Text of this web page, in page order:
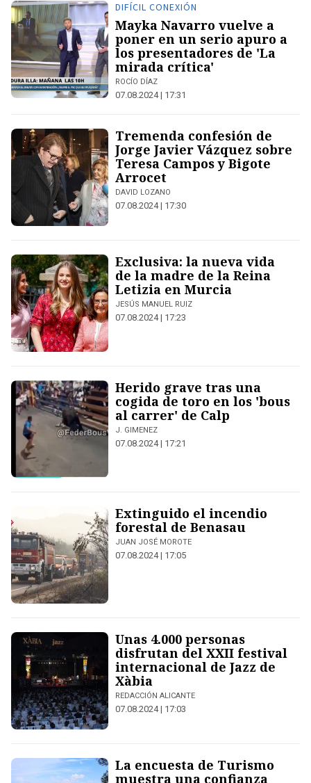
DIFÍCIL CONEXIÓN
Mayka Navarro vuelve a
poner en un serio apuro a
los presentadores de 'La
mirada crítica'
ROCÍO DÍAZ
07.08.2024 | 17:31
Tremenda confesión de
Jorge Javier Vázquez sobre
Teresa Campos y Bigote
Arrocet
DAVID LOZANO
07.08.2024 | 17:30
Exclusiva: la nueva vida
de la madre de la Reina
Letizia en Murcia
JESÚS MANUEL RUIZ
07.08.2024 | 17:23
Herido grave tras una
cogida de toro en los 'bous
al carrer' de Calp
J. GIMENEZ
07.08.2024 | 17:21
Extinguido el incendio
forestal de Benasau
JUAN JOSÉ MOROTE
07.08.2024 | 17:05
Unas 4.000 personas
disfrutan del XXII festival
internacional de Jazz de
Xàbia
REDACCIÓN ALICANTE
07.08.2024 | 17:03
La encuesta de Turismo
muestra una confianza